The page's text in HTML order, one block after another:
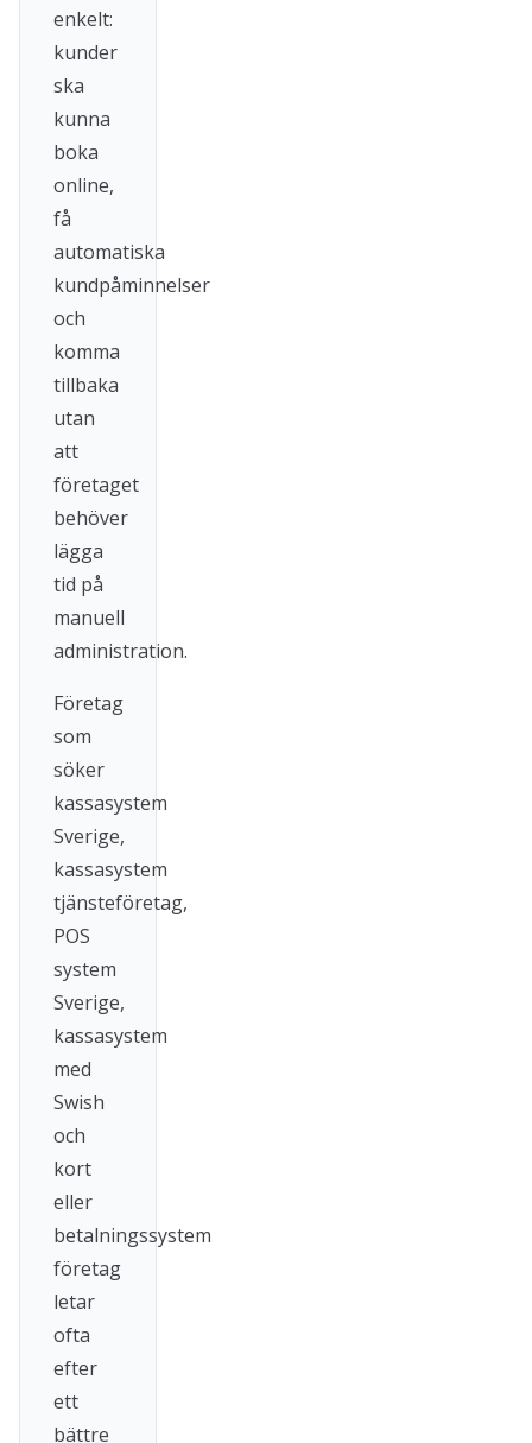
enkelt:
kunder
ska
kunna
boka
online,
få
automatiska
kundpåminnelser
och
komma
tillbaka
utan
att
företaget
behöver
lägga
tid på
manuell
administration.
Företag
som
söker
kassasystem
Sverige,
kassasystem
tjänsteföretag,
POS
system
Sverige,
kassasystem
med
Swish
och
kort
eller
betalningssystem
företag
letar
ofta
efter
ett
bättre